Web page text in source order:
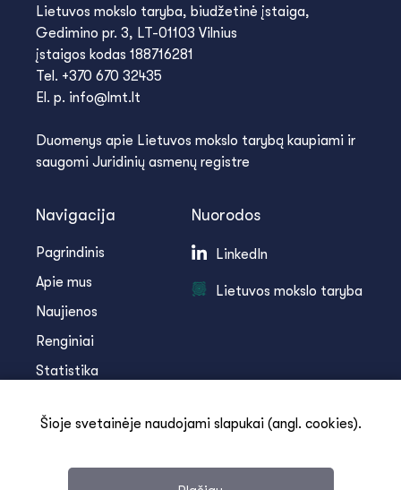
Lietuvos mokslo taryba, biudžetinė įstaiga,
Gedimino pr. 3, LT-01103 Vilnius
įstaigos kodas 188716281
Tel. +370 670 32435
El. p. info@lmt.lt
Duomenys apie Lietuvos mokslo tarybą kaupiami ir
saugomi Juridinių asmenų registre
Navigacija
Pagrindinis
Apie mus
Naujienos
Renginiai
Statistika
Kontaktai
Nuorodos
LinkedIn
Lietuvos mokslo taryba
Šioje svetainėje naudojami slapukai (angl. cookies).